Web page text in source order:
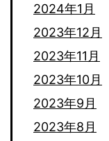
2024年1月
2023年12月
2023年11月
2023年10月
2023年9月
2023年8月